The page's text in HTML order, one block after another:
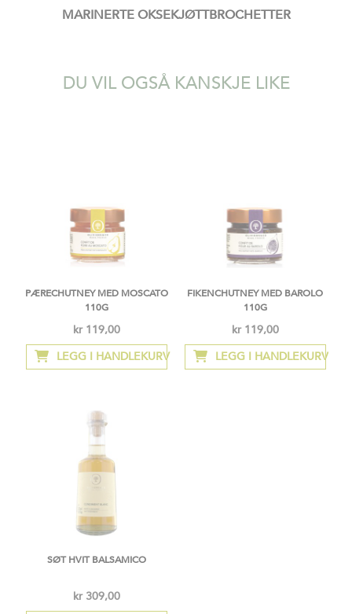
MARINERTE OKSEKJØTTBROCHETTER
DU VIL OGSÅ KANSKJE LIKE
PÆRECHUTNEY MED MOSCATO
110G
kr 119,00
LEGG I HANDLEKURV
FIKENCHUTNEY MED BAROLO
110G
kr 119,00
LEGG I HANDLEKURV
SØT HVIT BALSAMICO
kr 309,00